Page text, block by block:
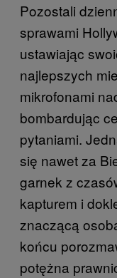
Pozostali
sprawami
ustawiając
najlepszych
mikrofonami
bombardując
pytaniami.
się nawet za
garnek z
kapturem i
znaczącą
końcu
potężna